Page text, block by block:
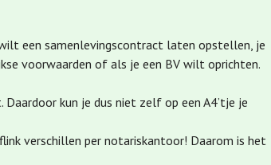
een samenlevingscontract laten opstellen, je
voorwaarden of als je een BV wilt oprichten.
kun je dus niet zelf op een A4’tje je
verschillen per notariskantoor! Daarom is het